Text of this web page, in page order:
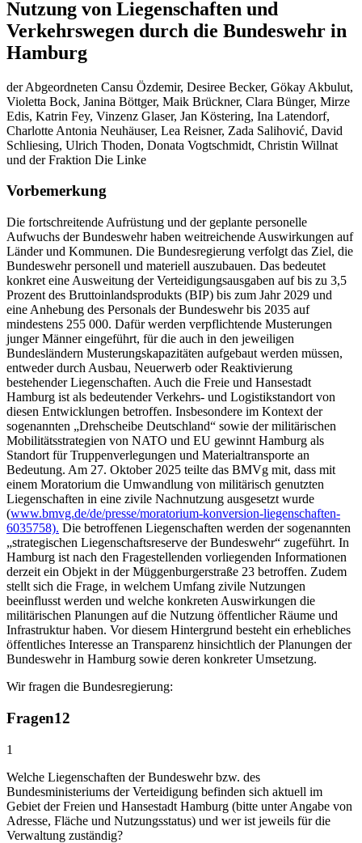
Nutzung von Liegenschaften und
Verkehrswegen durch die Bundeswehr in
Hamburg
der Abgeordneten Cansu Özdemir, Desiree Becker, Gökay Akbulut,
Violetta Bock, Janina Böttger, Maik Brückner, Clara Bünger, Mirze
Edis, Katrin Fey, Vinzenz Glaser, Jan Köstering, Ina Latendorf,
Charlotte Antonia Neuhäuser, Lea Reisner, Zada Salihović, David
Schliesing, Ulrich Thoden, Donata Vogtschmidt, Christin Willnat
und der Fraktion Die Linke
Vorbemerkung
Die fortschreitende Aufrüstung und der geplante personelle
Aufwuchs der Bundeswehr haben weitreichende Auswirkungen auf
Länder und Kommunen. Die Bundesregierung verfolgt das Ziel, die
Bundeswehr personell und materiell auszubauen. Das bedeutet
konkret eine Ausweitung der Verteidigungsausgaben auf bis zu 3,5
Prozent des Bruttoinlandsprodukts (BIP) bis zum Jahr 2029 und
eine Anhebung des Personals der Bundeswehr bis 2035 auf
mindestens 255 000. Dafür werden verpflichtende Musterungen
junger Männer eingeführt, für die auch in den jeweiligen
Bundesländern Musterungskapazitäten aufgebaut werden müssen,
entweder durch Ausbau, Neuerwerb oder Reaktivierung
bestehender Liegenschaften. Auch die Freie und Hansestadt
Hamburg ist als bedeutender Verkehrs- und Logistikstandort von
diesen Entwicklungen betroffen. Insbesondere im Kontext der
sogenannten „Drehscheibe Deutschland“ sowie der militärischen
Mobilitätsstrategien von NATO und EU gewinnt Hamburg als
Standort für Truppenverlegungen und Materialtransporte an
Bedeutung. Am 27. Oktober 2025 teilte das BMVg mit, dass mit
einem Moratorium die Umwandlung von militärisch genutzten
Liegenschaften in eine zivile Nachnutzung ausgesetzt wurde
(www.bmvg.de/de/presse/moratorium-konversion-liegenschaften-
6035758). Die betroffenen Liegenschaften werden der sogenannten
„strategischen Liegenschaftsreserve der Bundeswehr“ zugeführt. In
Hamburg ist nach den Fragestellenden vorliegenden Informationen
derzeit ein Objekt in der Müggenburgerstraße 23 betroffen. Zudem
stellt sich die Frage, in welchem Umfang zivile Nutzungen
beeinflusst werden und welche konkreten Auswirkungen die
militärischen Planungen auf die Nutzung öffentlicher Räume und
Infrastruktur haben. Vor diesem Hintergrund besteht ein erhebliches
öffentliches Interesse an Transparenz hinsichtlich der Planungen der
Bundeswehr in Hamburg sowie deren konkreter Umsetzung.
Wir fragen die Bundesregierung:
Fragen12
1
Welche Liegenschaften der Bundeswehr bzw. des
Bundesministeriums der Verteidigung befinden sich aktuell im
Gebiet der Freien und Hansestadt Hamburg (bitte unter Angabe von
Adresse, Fläche und Nutzungsstatus) und wer ist jeweils für die
Verwaltung zuständig?